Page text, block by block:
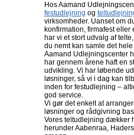
Hos Aamand
festudlejning og
virksomheder. Uanset om
konfirmation, firmafest eller
har vi et stort udvalg af telte,
du nemt kan samle det hele
Aamand Udlejningscenter
har gennem årene haft en
udvikling. Vi har løbende
løsninger, så vi i dag kan
inden for festudlejning –
god service.
Vi gør det enkelt at
løsninger og rådgivning
Vores teltudlejning dækker
herunder Aabenraa,